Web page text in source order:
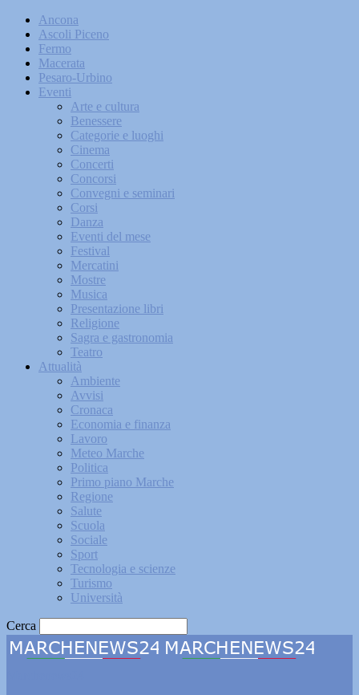
Ancona
Ascoli Piceno
Fermo
Macerata
Pesaro-Urbino
Eventi
Arte e cultura
Benessere
Categorie e luoghi
Cinema
Concerti
Concorsi
Convegni e seminari
Corsi
Danza
Eventi del mese
Festival
Mercatini
Mostre
Musica
Presentazione libri
Religione
Sagra e gastronomia
Teatro
Attualità
Ambiente
Avvisi
Cronaca
Economia e finanza
Lavoro
Meteo Marche
Politica
Primo piano Marche
Regione
Salute
Scuola
Sociale
Sport
Tecnologia e scienze
Turismo
Università
Cerca